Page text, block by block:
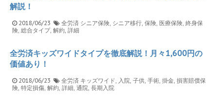
解説！
2018/06/23 全労済 シニア保険 シニア移行 保険 医療保険 終身保
険 総合タイプ, 解約 詳細
全労済キッズワイドタイプを徹底解説！月々1,600円の
価値あり！
2018/06/23 全労済 キッズワイド 入院 子供 手術 掛金 損害賠償保
険 特定損傷 解約 詳細 通院 長期入院